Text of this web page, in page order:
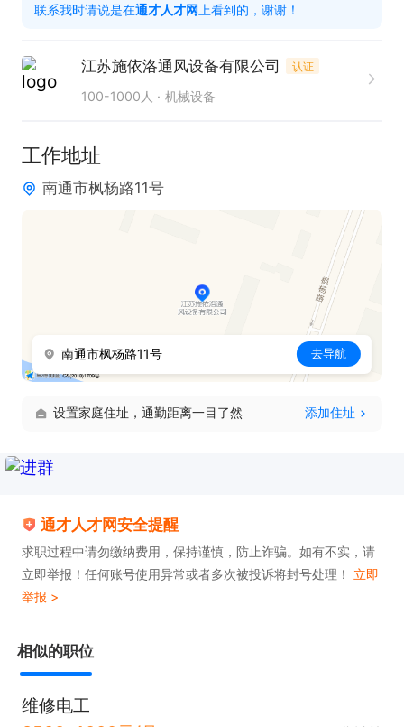
1. 从事工厂设备维修，非标自动化设备维修3年以上
2. 熟悉电气控制原理，具备基本的读图能力；懂plc，
调试变频器优先；
4. 完成上级领导交办的其他工作任务；
5.持有高低压电工证。
只需两步，轻松找工作：1、先点击投简历；2、再打
联系我时请说是在通才人才网 上看到的，谢谢！
江苏施依洛通风设备有限公司 认证
100-1000人 机械设备
工作地址
南通市枫杨路11号
南通市枫杨路11号 去导航
设置家庭住址，通勤距离一目了然 添加住址
通才人才网安全提醒
求职过程中请勿缴纳费用，保持谨慎，防止诈骗。如有不实，请
立即举报！任何账号使用异常或者多次被投诉将封号处理！ 立即
举报 >
相似的职位
维修电工